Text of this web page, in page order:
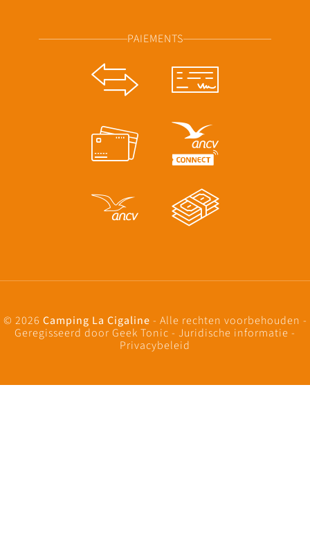
PAIEMENTS
© 2026 Camping La Cigaline - Alle rechten voorbehouden -
Geregisseerd door Geek Tonic - Juridische informatie -
Privacybeleid